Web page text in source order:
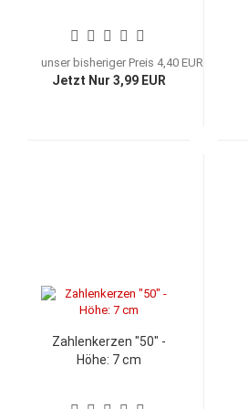
unser bisheriger Preis 4,40 EUR
Jetzt Nur 3,99 EUR
Zahlenkerzen "50" -
Höhe: 7 cm